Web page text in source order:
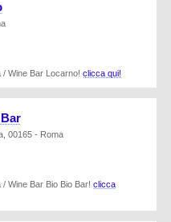
Wine Bar Locarno! clicca qui!
00165 - Roma
Wine Bar Bio Bio Bar! clicca